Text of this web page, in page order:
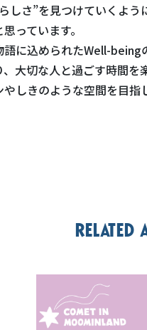
しさ”を見つけていくよ
っています。
語に込められたWell-
大切な人と過ごす時間
しきのような空間を目指
Related